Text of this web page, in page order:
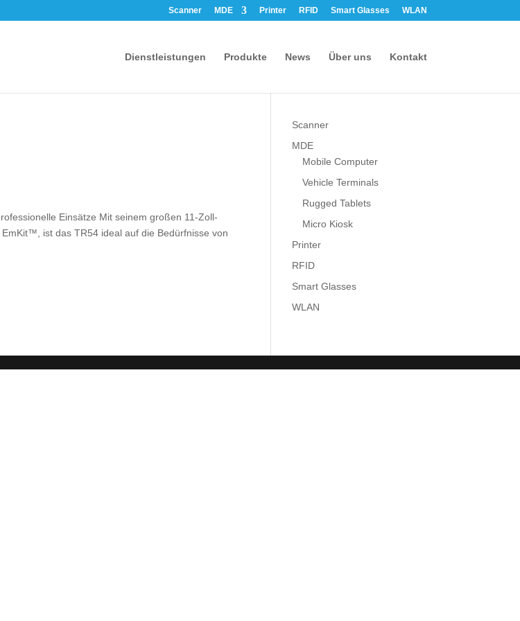
Scanner MDE Printer RFID Smart Glasses WLAN
Dienstleistungen Produkte News Über uns Kontakt
Einsätze Mit seinem großen 11-Zoll-
ist das TR54 ideal auf die Bedürfnisse von
Scanner
MDE
Mobile Computer
Vehicle Terminals
Rugged Tablets
Micro Kiosk
Printer
RFID
Smart Glasses
WLAN